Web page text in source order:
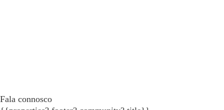
Fala connosco